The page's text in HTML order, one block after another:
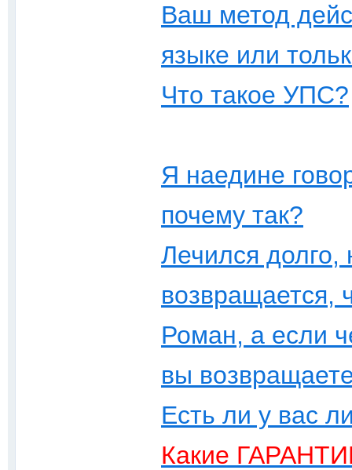
Ваш метод
языке или
Что такое УПС?
Я наедине
почему так?
Лечился долго,
возвращается,
Роман, а если
вы
Есть ли у вас
Какие